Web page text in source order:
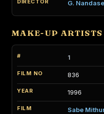
G.
MAKE-UP ARTISTS
1
836
1996
Sabe